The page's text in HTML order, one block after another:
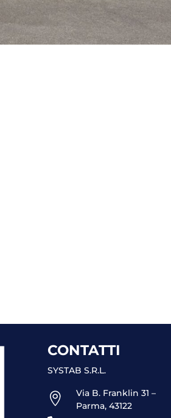
CONTATTI
SYSTAB S.R.L.

Via B. Franklin 31 –
Parma, 43122